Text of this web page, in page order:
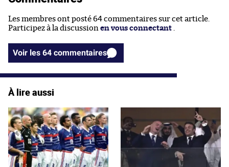
Les membres ont posté 64 commentaires sur cet article.
Participez à la discussion en vous connectant
Voir les 64 commentaires
À lire aussi